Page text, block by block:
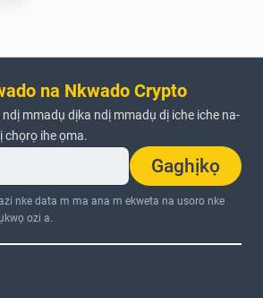
na Nkwado Crypto
mmadụ dịka ndị mmadụ dị iche iche na-
chọrọ ihe ọma.
Gaghịkọ
nke data m ma ana m ekweta na usoro nke
ozi a.